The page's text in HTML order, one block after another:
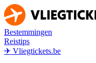
Bestemmingen
Reistips
✈ Vliegtickets.be